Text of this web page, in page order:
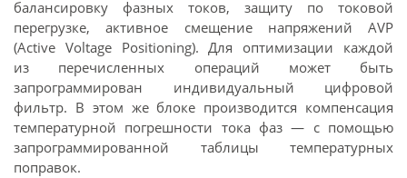
балансировку фазных токов, защиту по токовой
перегрузке, активное смещение напряжений AVP
(Active Voltage Positioning). Для оптимизации каждой
из перечисленных операций может быть
запрограммирован индивидуальный цифровой
фильтр. В этом же блоке производится компенсация
температурной погрешности тока фаз — с помощью
запрограммированной таблицы температурных
поправок.